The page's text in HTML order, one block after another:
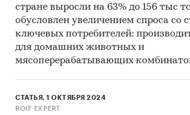
стране выросли на 63% до 156 тыс
обусловлен увеличением спроса со
ключевых потребителей:
для домашних животных и
мясоперерабатывающих
СТАТЬЯ, 1 ОКТЯБРЯ 2024
ROIF EXPERT